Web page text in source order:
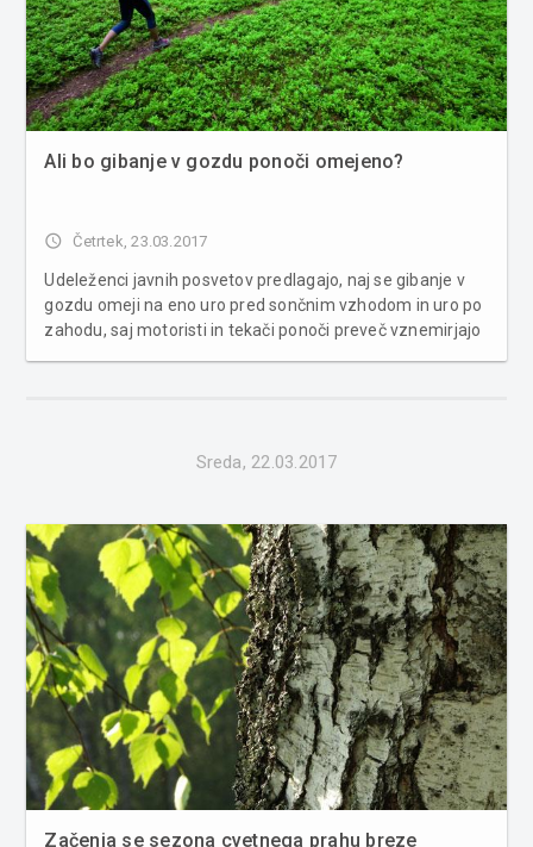
Ali bo gibanje v gozdu ponoči omejeno?
access_time Četrtek, 23.03.2017
Udeleženci javnih posvetov predlagajo, naj se gibanje v
gozdu omeji na eno uro pred sončnim vzhodom in uro po
zahodu, saj motoristi in tekači ponoči preveč vznemirjajo
Sreda, 22.03.2017
Začenja se sezona cvetnega prahu breze